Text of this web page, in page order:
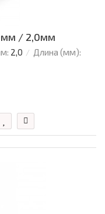
/ 2,0мм
2,0
Длина (мм):